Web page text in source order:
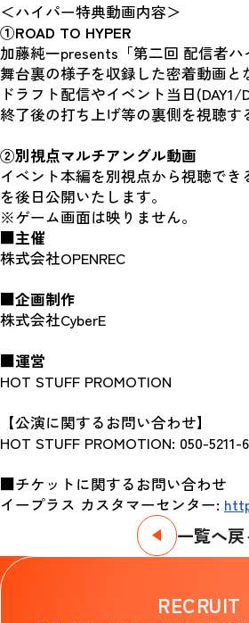
＜ハイパー特典動画内容＞
①ROAD TO HYPER
加藤純一presents「第二回 配信者
舞台裏の様子を収録した密着動画と
ドラフト配信やイベント当日(DAY1/
終了後の打ち上げ等の裏側を視聴す
②別視点マルチアングル動画
イベント本編を別視点から視聴で
を後日公開いたします。
※ゲーム画面は映りません。
■主催
株式会社OPENREC
■企画制作
株式会社CyberE
■運営
HOT STUFF PROMOTION
【公演に関するお問い合わせ】
HOT STUFF PROMOTION: 050-5211-
■チケットに関するお問い合わせ
イープラス カスタマーセンター:
一覧へ戻
RECRUIT